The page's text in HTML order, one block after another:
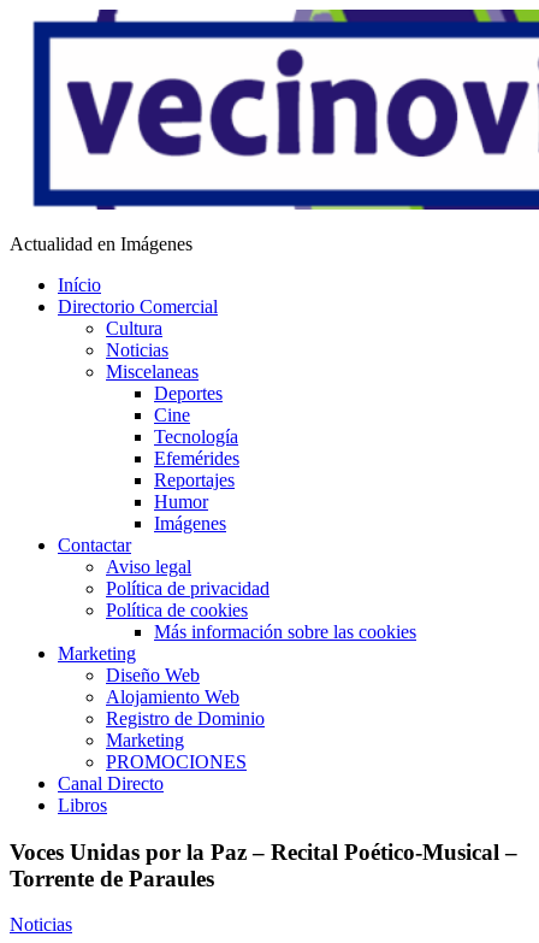
Saltar
Vecino Virtual
Actualidad en Imágenes
Início
Directorio Comercial
Cultura
Noticias
Miscelaneas
Deportes
Cine
Tecnología
Efemérides
Reportajes
Humor
Imágenes
Contactar
Aviso legal
Política de privacidad
Política de cookies
Más información sobre las cookies
Marketing
Diseño Web
Alojamiento Web
Registro de Dominio
Marketing
PROMOCIONES
Canal Directo
Libros
Voces Unidas por la Paz – Recital Poético-Musical –
Torrente de Paraules
Noticias